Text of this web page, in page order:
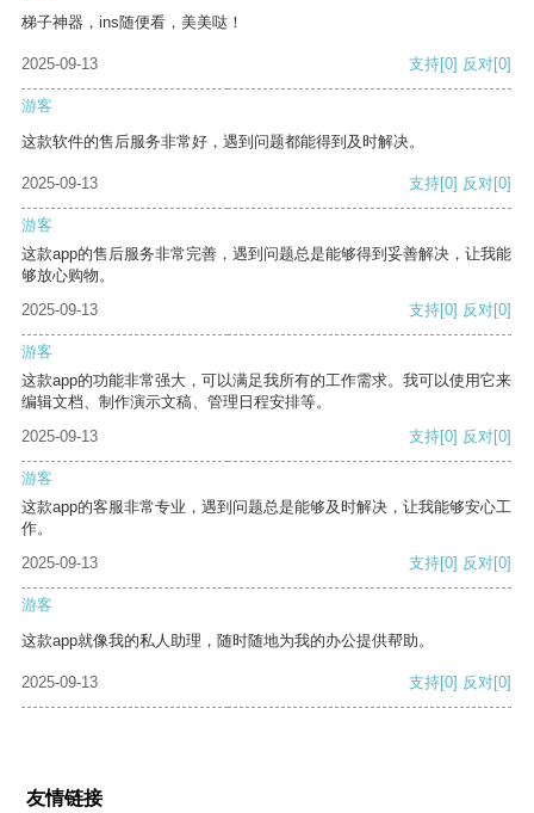
梯子神器，ins随便看，美美哒！
2025-09-13 支持[0] 反对[0]
游客
这款软件的售后服务非常好，遇到问题都能得到及时解决。
2025-09-13 支持[0] 反对[0]
游客
这款app的售后服务非常完善，遇到问题总是能够得到妥善解决，让我能
够放心购物。
2025-09-13
支持[0] 反对[0]
游客
这款app的功能非常强大，可以满足我所有的工作需求。我可以使用它来
编辑文档、制作演示文稿、管理日程安排等。
2025-09-13
支持[0] 反对[0]
游客
这款app的客服非常专业，遇到问题总是能够及时解决，让我能够安心工
作。
2025-09-13
支持[0] 反对[0]
游客
这款app就像我的私人助理，随时随地为我的办公提供帮助。
2025-09-13 支持[0] 反对[0]
友情链接